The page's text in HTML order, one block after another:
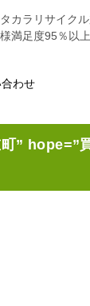
カラリサイク
満足度95％以
わせ
” hope=”